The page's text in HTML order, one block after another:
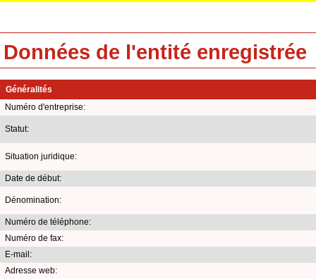
Données de l'entité enregistrée
Généralités
Numéro d'entreprise:
Statut:
Situation juridique:
Date de début:
Dénomination:
Numéro de téléphone:
Numéro de fax:
E-mail:
Adresse web: